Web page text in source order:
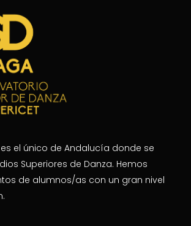
el único de Andalucía donde se
Superiores de Danza. Hemos
de alumnos/as con un gran nivel